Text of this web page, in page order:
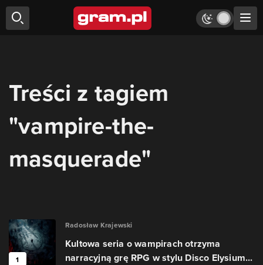
Treści z tagiem
"vampire-the-
masquerade"
1
Radosław Krajewski
Kultowa seria o wampirach otrzyma
narracyjną grę RPG w stylu Disco Elysium...